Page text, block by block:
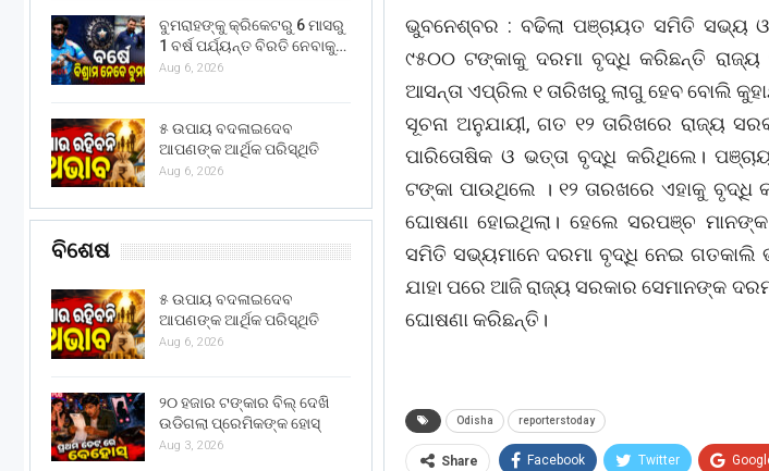
ଭୁବନେଶ୍ବର : ବଢିଲା ପଞ୍ଚାୟତ ସମିତି ସଭ୍ୟ
୯୫୦୦ ଟଙ୍କାକୁ ଦରମା ବୃଦ୍ଧି କରିଛନ୍ତି ରାଜ୍ୟ
ଆସନ୍ତା ଏପ୍ରିଲ ୧ ତାରିଖରୁ ଲାଗୁ ହେବ ବୋଲି
ସୂଚନା ଅନୁଯାୟୀ, ଗତ ୧୨ ତାରିଖରେ ରାଜ୍ୟ
ପାରିତୋଷିକ ଓ ଭତ୍ତା ବୃଦ୍ଧି କରିଥିଲେ।
ଟଙ୍କା ପାଉଥିଲେ । ୧୨ ତାରଖରେ ଏହାକୁ ବୃଦ୍ଧି
ଘୋଷଣା ହୋଇଥିଲା। ହେଲେ ସରପଞ୍ଚ
ସମିତି ସଭ୍ୟମାନେ ଦରମା ବୃଦ୍ଧି ନେଇ ଗତକାଲି
ଯାହା ପରେ ଆଜି ରାଜ୍ୟ ସରକାର ସେମାନଙ୍କ
ଘୋଷଣା କରିଛନ୍ତି।
Odisha reporterstoday
Share Facebook Twitter
ବୁମରାହଙ୍କୁ କ୍ରିକେଟରୁ 6 ମାସରୁ
1 ବର୍ଷ ପର୍ଯ୍ୟନ୍ତ ବିରତି ନେବାକୁ…
Aug 6, 2026
୫ ଉପାୟ ବଦଳାଇଦେବ
ଆପଣଙ୍କ ଆର୍ଥିକ ପରିସ୍ଥିତି
Aug 6, 2026
ବିଶେଷ
୫ ଉପାୟ ବଦଳାଇଦେବ
ଆପଣଙ୍କ ଆର୍ଥିକ ପରିସ୍ଥିତି
Aug 6, 2026
୨୦ ହଜାର ଟଙ୍କାର ବିଲ୍ ଦେଖି
ଉଡିଗଲା ପ୍ରେମିକଙ୍କ ହୋସ୍
Aug 3, 2026